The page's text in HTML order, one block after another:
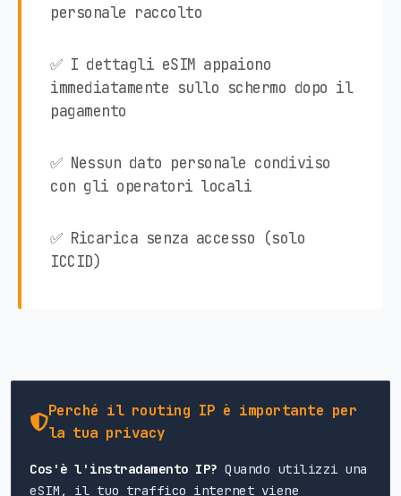
personale raccolto
✅ I dettagli eSIM appaiono
immediatamente sullo schermo dopo il
pagamento
✅ Nessun dato personale condiviso
con gli operatori locali
✅ Ricarica senza accesso (solo
ICCID)
Perché il routing IP è importante per
la tua privacy
Cos'è l'instradamento IP? Quando utilizzi una
eSIM, il tuo traffico internet viene